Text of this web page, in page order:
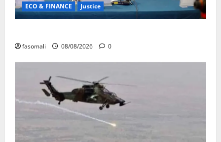
ECO & FINANCE Justice
fasomali 08/08/2026 0